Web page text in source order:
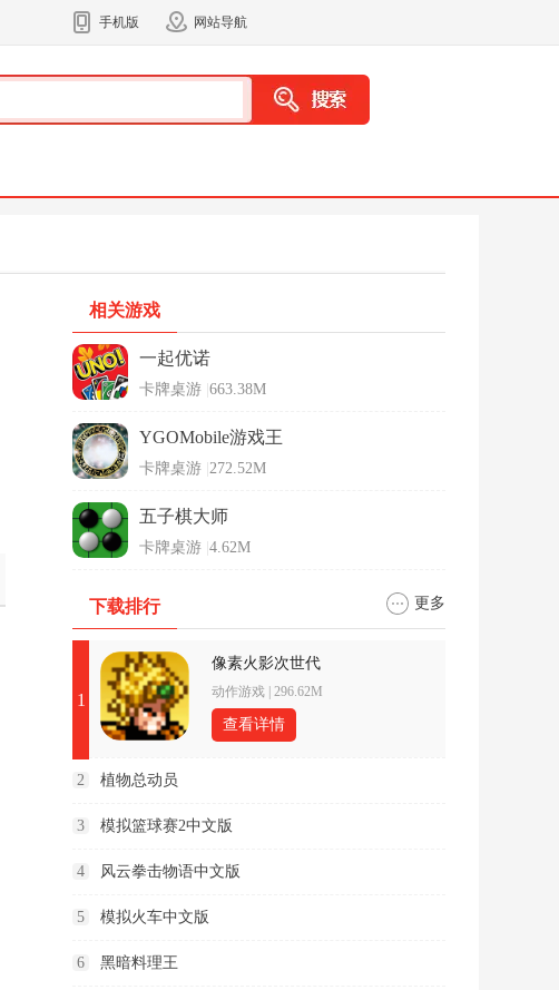
手机版 网站导航
相关游戏
一起优诺
卡牌桌游 663.38M
YGOMobile游戏王
卡牌桌游 272.52M
五子棋大师
卡牌桌游 4.62M
下载排行 更多
1
像素火影次世代
动作游戏 296.62M
查看详情
2 植物总动员
3 模拟篮球赛2中文版
4 风云拳击物语中文版
5 模拟火车中文版
6 黑暗料理王